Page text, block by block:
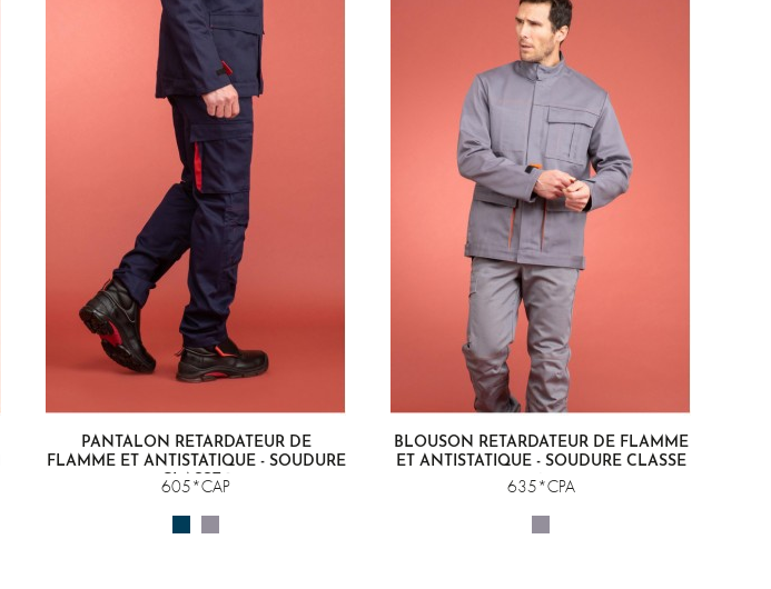
PANTALON RETARDATEUR DE
FLAMME ET ANTISTATIQUE - SOUDURE
CLASSE 1
605*CAP
BLOUSON RETARDATEUR DE FLAMME
ET ANTISTATIQUE - SOUDURE CLASSE
2
635*CPA